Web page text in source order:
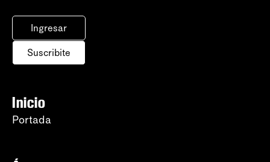
Ingresar
Suscribite
Inicio
Portada